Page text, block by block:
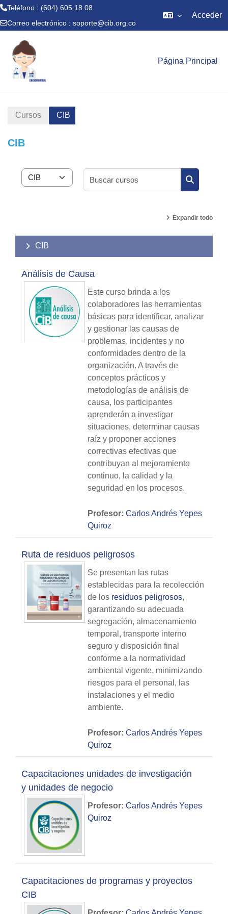
Teléfono : (604) 605 18 08
Correo electrónico : soporte@cib.org.co
Acceder
Página Principal
Cursos CIB
CIB
Categorías de curso
Buscar
Expandir todo
CIB
Análisis de Causa
Este curso brinda a los
colaboradores las herramientas
básicas para identificar, analizar
y gestionar las causas de
problemas, incidentes y no
conformidades dentro de la
organización. A través de
conceptos prácticos y
metodologías de análisis de
causa, los participantes
aprenderán a investigar
situaciones, determinar causas
raíz y proponer acciones
correctivas efectivas que
contribuyan al mejoramiento
continuo, la calidad y la
seguridad en los procesos.
Profesor: Carlos Andrés Yepes
Quiroz
Ruta de residuos peligrosos
Se presentan las rutas
establecidas para la recolección
de los residuos peligrosos,
garantizando su adecuada
segregación, almacenamiento
temporal, transporte interno
seguro y disposición final
conforme a la normatividad
ambiental vigente, minimizando
riesgos para el personal, las
instalaciones y el medio
ambiente.
Profesor: Carlos Andrés Yepes
Quiroz
Capacitaciones unidades de investigación
y unidades de negocio
Profesor: Carlos Andrés Yepes
Quiroz
Capacitaciones de programas y proyectos
CIB